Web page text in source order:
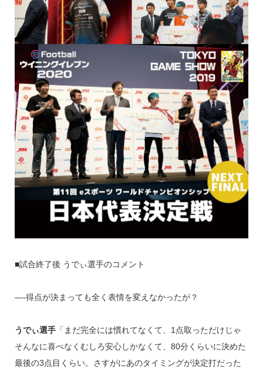
■試合終了後 うでぃ選手のコメント
—-得点が決まっても全く表情を変えなかったが？
うでぃ選手「まだ完全には慣れてなくて、1点取っただけじゃ
そんなに喜べなくむしろ安心しかなくて、80分くらいに決めた
最後の3点目くらい。さすがにあのタイミングが決定打だった